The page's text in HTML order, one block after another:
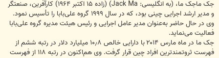
جک ماجک ما، (به انگلیسی: Jack Ma) (زاده ۱۵ اکتبر ۱۹۶۴) کارآفرین، صنعتگر
و مدیر ارشد اجرایی چینی بود، که در سال ۱۹۹۹ گروه علی‌بابا را تأسیس نمود.
وی در حال حاضر به‌عنوان مدیر عامل اجرایی و رئیس هیئت مدیره گروه علی‌بابا
فعالیت می‌نماید.
جک ما در ماه مارس ۲۰۱۴ با دارایی خالص ۱۰٫۸ میلیارد دلار در رتبه ششم از
فهرست ثروتمندترین افراد چین قرار گرفت. وی هم‌اکنون در رتبه ۱۱۸ از فهرست